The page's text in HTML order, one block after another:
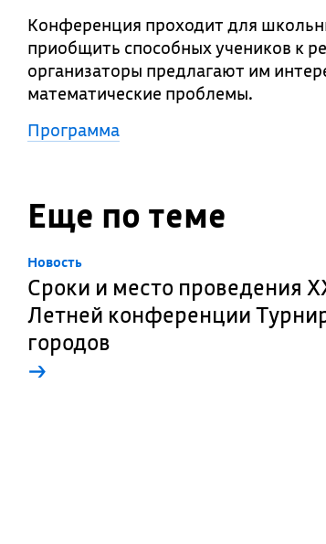
Конференция проходит для
приобщить способных учеников к
организаторы предлагают им
математические проблемы.
Программа
Еще по теме
Новость
Сроки и место проведения
Летней конференции
городов
→